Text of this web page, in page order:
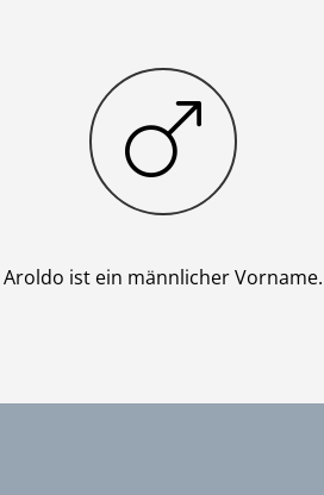
Junge
Aroldo ist ein männlicher Vorname.